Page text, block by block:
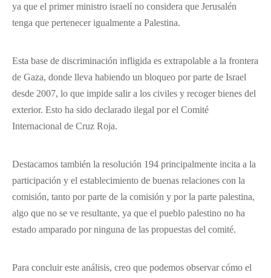
ya que el primer ministro israelí no considera que Jerusalén
tenga que pertenecer igualmente a Palestina.
Esta base de discriminación infligida es extrapolable a la frontera
de Gaza, donde lleva habiendo un bloqueo por parte de Israel
desde 2007, lo que impide salir a los civiles y recoger bienes del
exterior. Esto ha sido declarado ilegal por el Comité
Internacional de Cruz Roja.
Destacamos también la resolución 194 principalmente incita a la
participación y el establecimiento de buenas relaciones con la
comisión, tanto por parte de la comisión y por la parte palestina,
algo que no se ve resultante, ya que el pueblo palestino no ha
estado amparado por ninguna de las propuestas del comité.
Para concluir este análisis, creo que podemos observar cómo el